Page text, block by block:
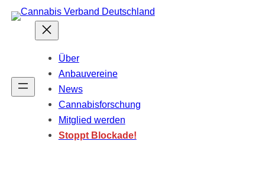
Zum
springen
Über
Anbauvereine
News
Cannabisforschung
Mitglied werden
Stoppt Blockade!